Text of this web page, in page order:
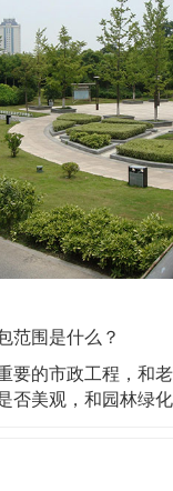
范围是什么？
要的市政工程，和
否美观，和园林绿
么园林绿化工程承包